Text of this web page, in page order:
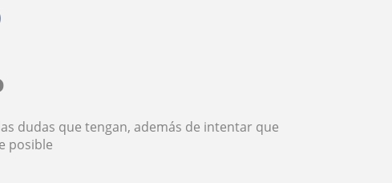
dudas que tengan, además de intentar que
posible